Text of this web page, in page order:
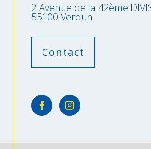
2 Avenue de la 42ème
55100 Verdun
Contact